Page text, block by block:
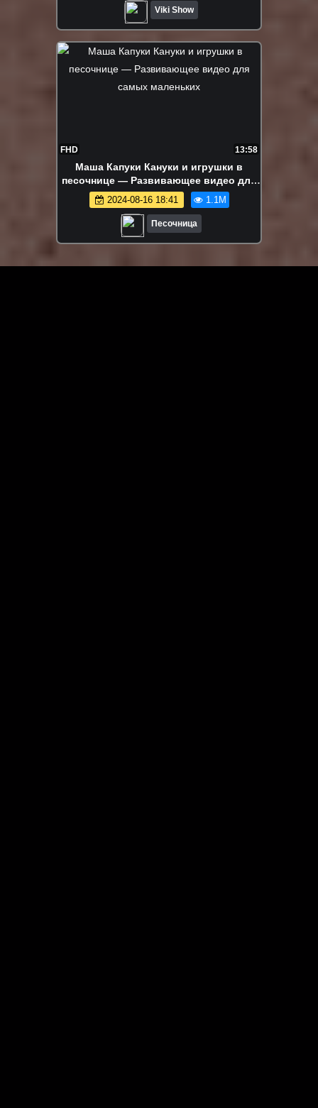
Viki Show
FHD 13:58
Маша Капуки Кануки и игрушки в
песочнице — Развивающее видео для
самых маленьких
2024-08-16 18:41 1.1M
Песочница